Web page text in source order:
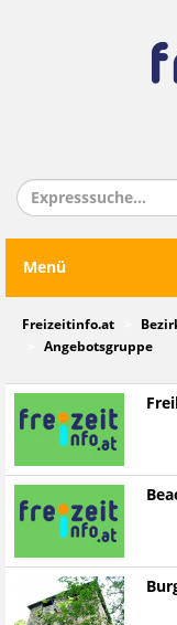
Menü
Freizeitinfo.at
Angebotsgruppe